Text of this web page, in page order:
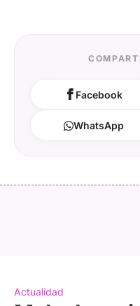
Facebook
WhatsApp
Actualidad